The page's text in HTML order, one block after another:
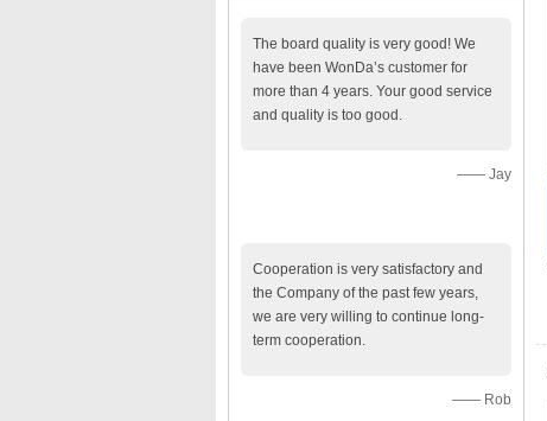
The board quality is very good! We
have been WonDa’s customer for
more than 4 years. Your good service
and quality is too good.
—— Jay
Cooperation is very satisfactory and
the Company of the past few years,
we are very willing to continue long-
term cooperation.
—— Rob